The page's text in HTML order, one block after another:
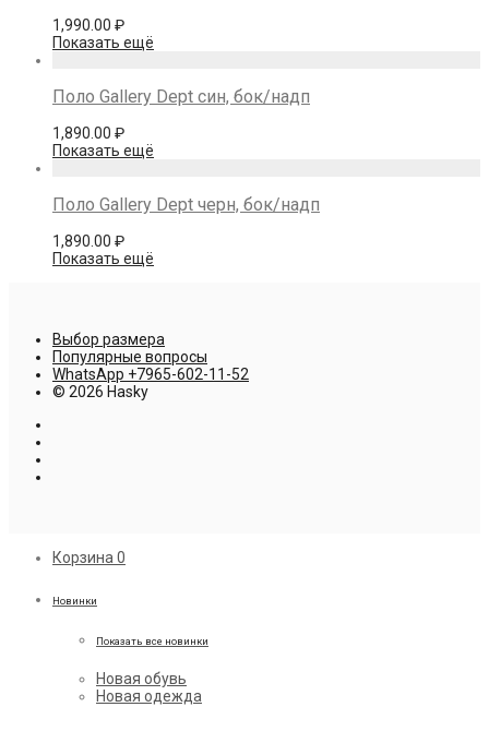
1,990.00 ₽
Показать ещё
Поло Gallery Dept син, бок/надп
1,890.00 ₽
Показать ещё
Поло Gallery Dept черн, бок/надп
1,890.00 ₽
Показать ещё
Выбор размера
Популярные вопросы
WhatsApp +7965-602-11-52
© 2026 Hasky
Корзина 0
Новинки
Показать все новинки
Новая обувь
Новая одежда